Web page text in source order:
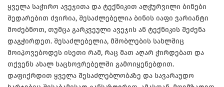
ყველა საჭირო ავეჯითა და ტექნიკით აღჭურვილი ბინები
შედარებით ძვირია, შესაძლებელია ბინის იაფი ვარიანტი
მოძებნოთ, თუმცა გარკვეული ავეჯის ან ტექნიკის შეძენა
დაგჭირდეთ. შესაძლებელია, მშობლების სახლშიც
მოიპოვებოდეს ისეთი რამ, რაც მათ აღარ ჭირდებათ და
თქვენს ახალ საცხოვრებელში გამოიყენებდით.
დაფიქრდით ყველა შესაძლებლობაზე და სავარაუდო